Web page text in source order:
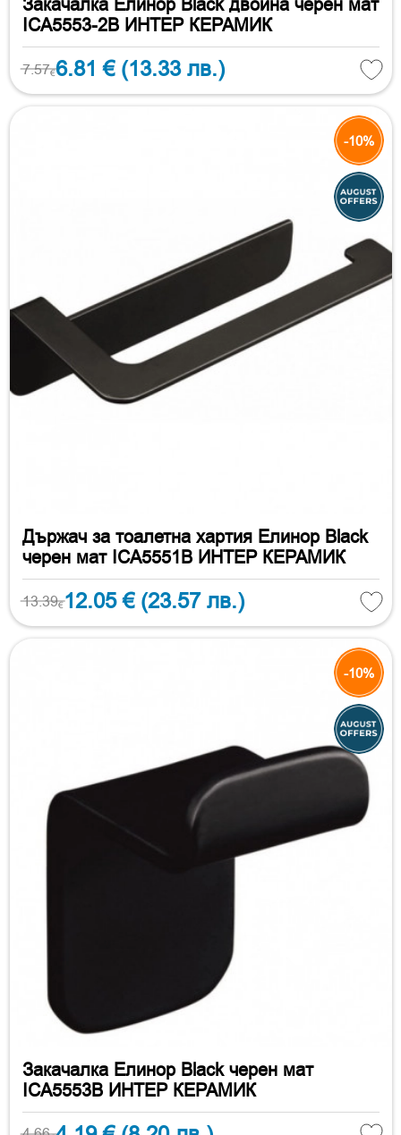
ICA5553-2B ИНТЕР КЕРАМИК
7.57€6.81 € (13.33 лв.)
-10%
Държач за тоалетна хартия Елинор Black
черен мат ICA5551B ИНТЕР КЕРАМИК
13.39€12.05 € (23.57 лв.)
-10%
Закачалка Елинор Black черен мат
ICA5553B ИНТЕР КЕРАМИК